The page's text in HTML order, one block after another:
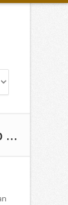
Graffiti Workshop op uw Evenement in Den Haag